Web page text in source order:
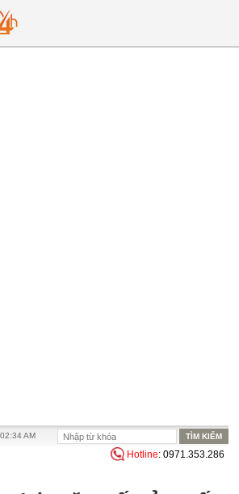
AM
Hotline: 0971.353.286